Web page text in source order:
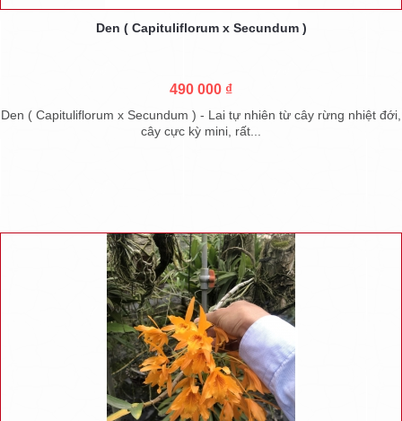
Den ( Capituliflorum x Secundum )
490 000 ₫
Den ( Capituliflorum x Secundum ) - Lai tự nhiên từ cây rừng nhiệt đới,
cây cực kỳ mini, rất...